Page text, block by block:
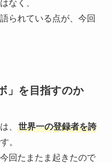
なく、
られている点が、今回
」を目指すのか
、
世界一の登録者を誇
。
回たまたま起きたので